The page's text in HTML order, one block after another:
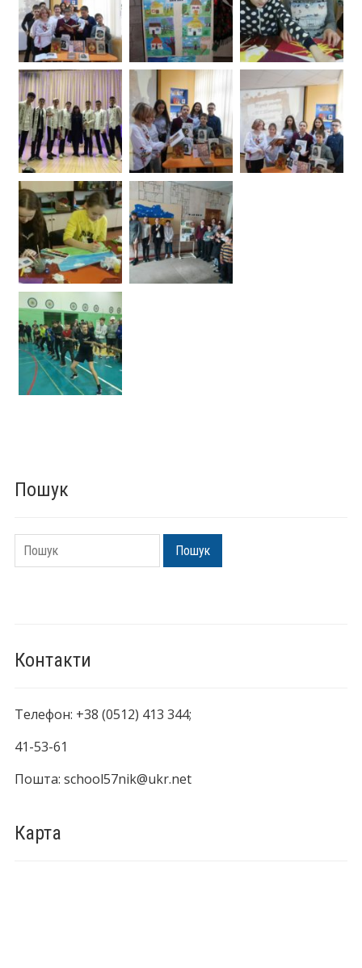
Пошук
Пошук Пошук
Контакти
Телефон: +38 (0512) 413 344;
41-53-61
Пошта: school57nik@ukr.net
Карта